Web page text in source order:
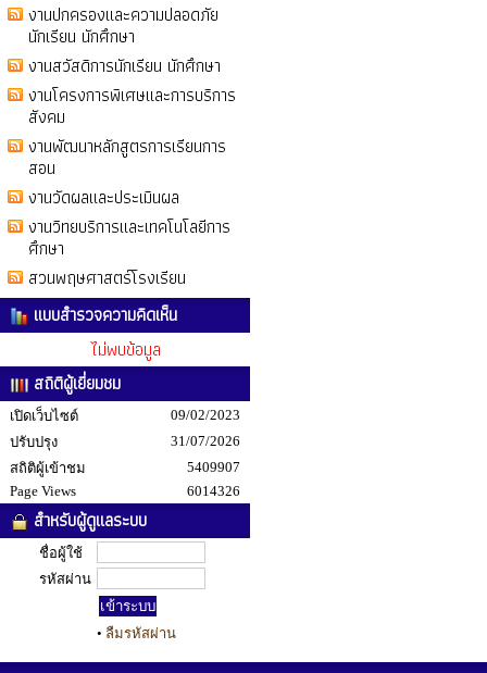
งานปกครองและความปลอดภัย
นักเรียน นักศึกษา
งานสวัสดิการนักเรียน นักศึกษา
งานโครงการพิเศษและการบริการ
สังคม
งานพัฒนาหลักสูตรการเรียนการ
สอน
งานวัดผลและประเมินผล
งานวิทยบริการและเทคโนโลยีการ
ศึกษา
สวนพฤษศาสตร์โรงเรียน
แบบสำรวจความคิดเห็น
ไม่พบข้อมูล
สถิติผู้เยี่ยมชม
เปิดเว็บไซต์
09/02/2023
ปรับปรุง
31/07/2026
สถิติผู้เข้าชม
5409907
Page Views
6014326
สำหรับผู้ดูแลระบบ
ชื่อผู้ใช้
รหัสผ่าน
• ลืมรหัสผ่าน